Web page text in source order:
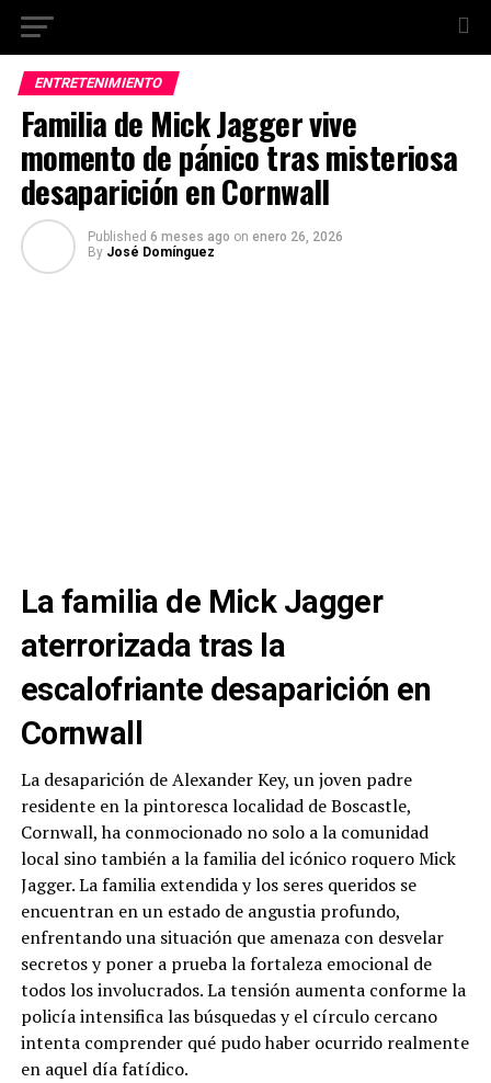
ENTRETENIMIENTO
Familia de Mick Jagger vive
momento de pánico tras misteriosa
desaparición en Cornwall
Published 6 meses ago on enero 26, 2026
By José Domínguez
La familia de Mick Jagger
aterrorizada tras la
escalofriante desaparición en
Cornwall
La desaparición de Alexander Key, un joven padre
residente en la pintoresca localidad de Boscastle,
Cornwall, ha conmocionado no solo a la comunidad
local sino también a la familia del icónico roquero Mick
Jagger. La familia extendida y los seres queridos se
encuentran en un estado de angustia profundo,
enfrentando una situación que amenaza con desvelar
secretos y poner a prueba la fortaleza emocional de
todos los involucrados. La tensión aumenta conforme la
policía intensifica las búsquedas y el círculo cercano
intenta comprender qué pudo haber ocurrido realmente
en aquel día fatídico.